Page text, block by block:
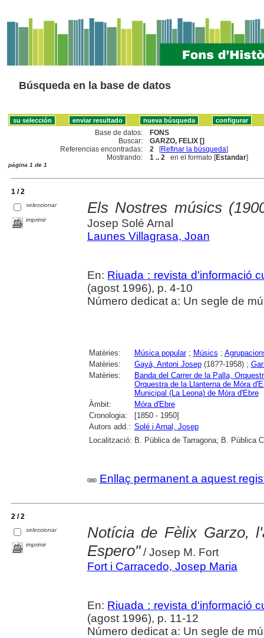
Búsqueda en la base de datos
Base de datos:
FONS
Buscar:
GARZO, FELIX []
Referencias encontradas:
2 [Refinar la búsqueda]
Mostrando:
1 .. 2 en el formato [Estandar]
página 1 de 1
1 / 2
seleccionar
imprimir
Els Nostres músics
Josep Solé Arnal
Launes Villagrasa, Joan
En: Riuada : revista d'informació
(agost 1996), p. 4-10
Número dedicat a: Un segle de
Matèries: Música popular; Músics ;
Matèries:
Gayà, Antoni Josep(18??-1958) ;
Matèries:
Banda del Carrer de la Palla,
Orquestra de la Llanterna de Móra
Municipal (La Leona) de Móra d'Ebre
Àmbit:
Móra d'Ebre
Cronologia:
[1850 - 1950]
Autors add.: Solé i Arnal, Josep
Localització: B. Pública de Tarragona; B. Pública
Enllaç permanent a aquest
2 / 2
seleccionar
imprimir
Notícia de Fèlix Garzo,
Espero"/ Josep M. Fort
Fort i Carracedo, Josep Maria
En: Riuada : revista d'informació
(agost 1996), p. 11-12
Número dedicat a: Un segle de